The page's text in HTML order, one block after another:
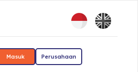
Masuk Perusahaan